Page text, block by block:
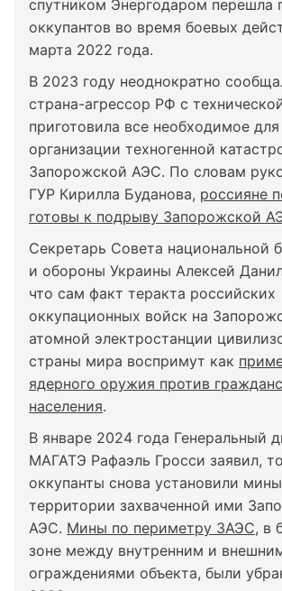
спутником Энергодаром перешла
оккупантов во время боевых
марта 2022 года.
В 2023 году неоднократно
страна-агрессор РФ с
приготовила все необходимое для
организации техногенной
Запорожской АЭС. По словам
ГУР Кирилла Буданова, россияне
готовы к подрыву Запорожской
Секретарь Совета национальной
и обороны Украины Алексей
что сам факт теракта российских
оккупационных войск на
атомной электростанции
страны мира воспримут как
ядерного оружия против
населения.
В январе 2024 года Генеральный
МАГАТЭ Рафаэль Гросси заявил,
оккупанты снова установили
территории захваченной ими
АЭС. Мины по периметру ЗАЭС, в
зоне между внутренним и
ограждениями объекта, были